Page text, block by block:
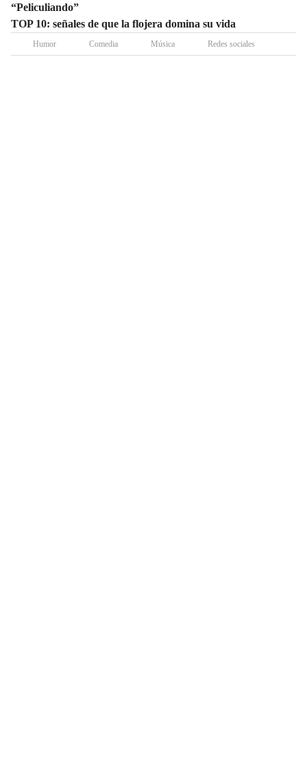
“Peliculiando”
TOP 10: señales de que la flojera domina su vida
Humor Comedia Música Redes sociales